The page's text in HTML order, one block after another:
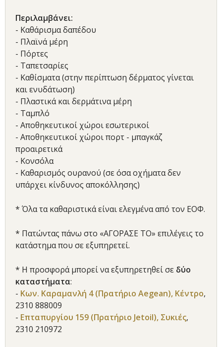
Περιλαμβάνει:
- Kαθάρισμα δαπέδου
- Πλαϊνά μέρη
- Πόρτες
- Ταπετσαρίες
- Καθίσματα (στην περίπτωση δέρματος γίνεται
και ενυδάτωση)
- Πλαστικά και δερμάτινα μέρη
- Ταμπλό
- Αποθηκευτικοί χώροι εσωτερικοί
- Αποθηκευτικοί χώροι πορτ - μπαγκάζ
προαιρετικά
- Κονσόλα
- Καθαρισμός ουρανού (σε όσα οχήματα δεν
υπάρχει κίνδυνος αποκόλλησης)
* Όλα τα καθαριστικά είναι ελεγμένα από τον ΕΟΦ.
* Πατώντας πάνω στο «ΑΓΟΡΑΣΕ ΤΟ» επιλέγεις το
κατάστημα που σε εξυπηρετεί.
* Η προσφορά μπορεί να εξυπηρετηθεί σε δύο
καταστήματα:
- Κων. Καραμανλή 4 (Πρατήριο Aegean), Κέντρο,
2310 888009
- Επταπυργίου 159 (Πρατήριο Jetoil), Συκιές,
2310 210972